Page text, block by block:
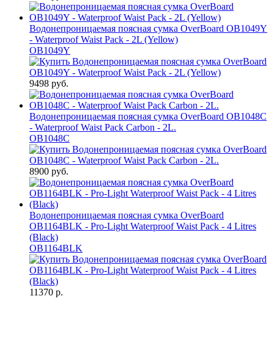
Водонепроницаемая поясная сумка OverBoard OB1049Y
- Waterproof Waist Pack - 2L (Yellow)
OB1049Y
9498 руб.
Водонепроницаемая поясная сумка OverBoard OB1048C
- Waterproof Waist Pack Carbon - 2L.
OB1048C
8900 руб.
Водонепроницаемая поясная сумка OverBoard
OB1164BLK - Pro-Light Waterproof Waist Pack - 4 Litres
(Black)
OB1164BLK
11370 р.